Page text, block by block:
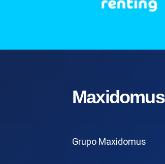
Maxidomus
Grupo Maxidomus